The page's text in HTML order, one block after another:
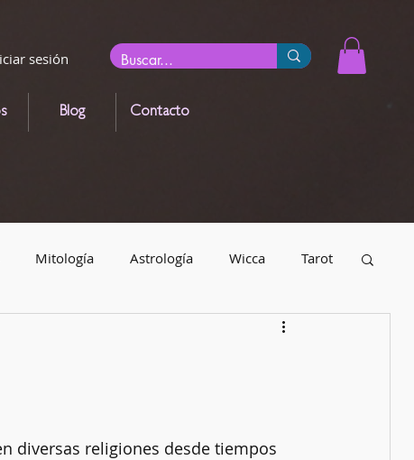
sesión
Blog Contacto
Mitología Astrología Wicca Tarot
Leyendas urbanas
diversas religiones desde tiempos